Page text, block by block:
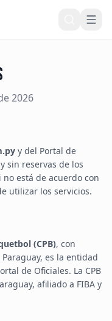
2026
y del Portal de
sin reservas de los
no está de acuerdo con
utilizar los servicios.
(CPB), con
es la entidad
de Oficiales. La CPB
afiliado a FIBA y